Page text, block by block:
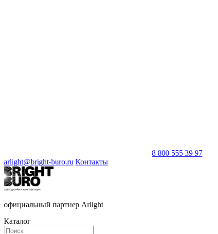
8 800 555 39 97
arlight@bright-buro.ru Контакты
официальный партнер Arlight
Каталог